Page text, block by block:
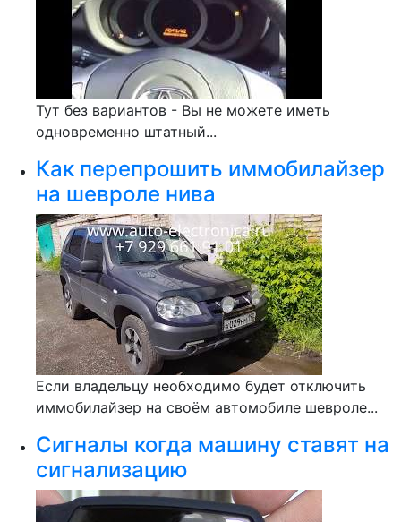
Тут без вариантов - Вы не можете иметь
одновременно штатный...
Как перепрошить иммобилайзер
на шевроле нива
Если владельцу необходимо будет отключить
иммобилайзер на своём автомобиле шевроле...
Сигналы когда машину ставят на
сигнализацию